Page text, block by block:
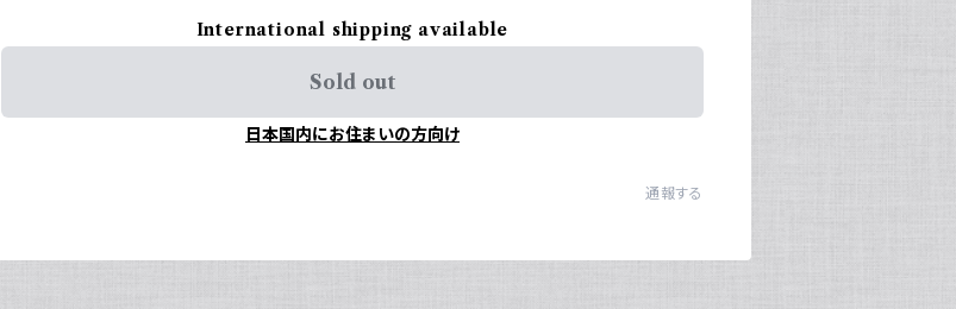
International shipping available
Sold out
日本国内にお住まいの方向け
通報する